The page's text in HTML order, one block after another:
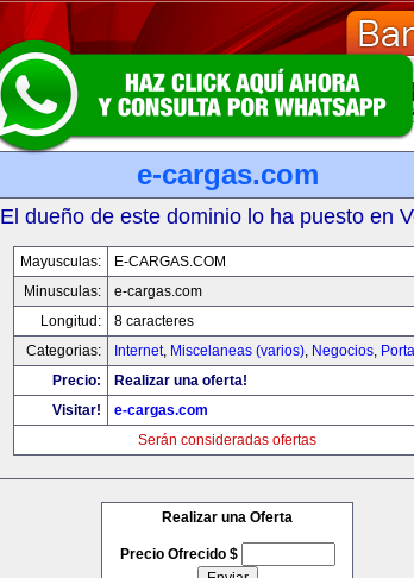
e-cargas.com
El dueño de este dominio lo ha puesto en
Mayusculas:
E-CARGAS.COM
Minusculas:
e-cargas.com
Longitud:
8 caracteres
Categorias:
Internet, Miscelaneas (varios), Negocios,
Precio:
Realizar una oferta!
Visitar!
e-cargas.com
Serán consideradas ofertas
Realizar una Oferta
Precio Ofrecido $